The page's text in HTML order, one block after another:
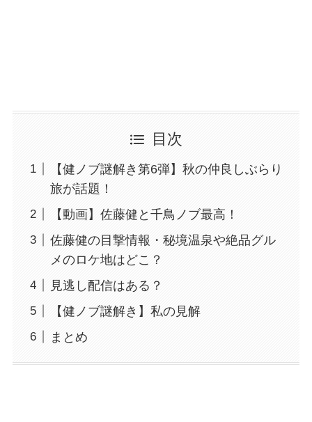
目次
【健ノブ謎解き第6弾】秋の仲良しぶらり
旅が話題！
【動画】佐藤健と千鳥ノブ最高！
佐藤健の目撃情報・秘境温泉や絶品グル
メのロケ地はどこ？
見逃し配信はある？
【健ノブ謎解き】私の見解
まとめ